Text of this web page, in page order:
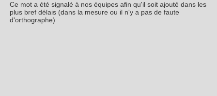
Ce mot a été signalé à nos équipes afin qu'il soit ajouté dans les
plus bref délais (dans la mesure ou il n'y a pas de faute
d'orthographe)